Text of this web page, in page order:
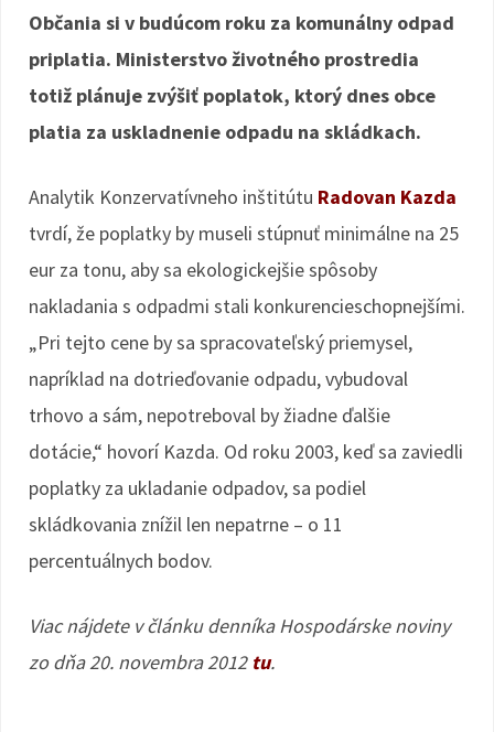
o e
Občania si v budúcom roku za komunálny odpad
priplatia. Ministerstvo životného prostredia
totiž plánuje zvýšiť poplatok, ktorý dnes obce
platia za uskladnenie odpadu na skládkach.
Analytik Konzervatívneho inštitútu Radovan Kazda
tvrdí, že poplatky by museli stúpnuť minimálne na 25
eur za tonu, aby sa ekologickejšie spôsoby
nakladania s odpadmi stali konkurencieschopnejšími.
„Pri tejto cene by sa spracovateľský priemysel,
napríklad na dotrieďovanie odpadu, vybudoval
trhovo a sám, nepotreboval by žiadne ďalšie
dotácie,“ hovorí Kazda. Od roku 2003, keď sa zaviedli
poplatky za ukladanie odpadov, sa podiel
skládkovania znížil len nepatrne – o 11
percentuálnych bodov.
Viac nájdete v článku denníka Hospodárske noviny
zo dňa 20. novembra 2012 tu.